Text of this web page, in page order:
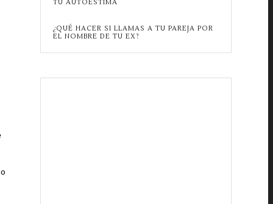
TU AUTOESTIMA
¿QUÉ HACER SI LLAMAS A TU PAREJA POR
EL NOMBRE DE TU EX?